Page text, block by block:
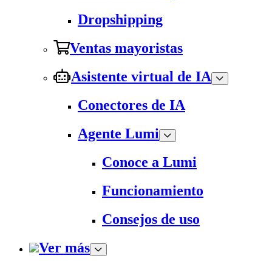
Dropshipping
Ventas mayoristas
Asistente virtual de IA
Conectores de IA
Agente Lumi
Conoce a Lumi
Funcionamiento
Consejos de uso
Ver más